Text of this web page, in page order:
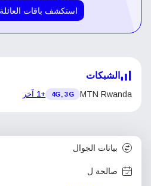
استكشف باقات
الشبكات
MTN Rwanda
4G, 3G +1 آخر
بيانات الجوال
صالحة ل